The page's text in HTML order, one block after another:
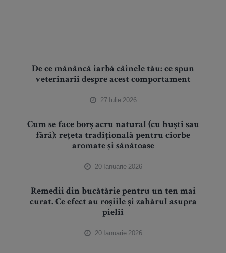
De ce mănâncă iarbă câinele tău: ce spun
veterinarii despre acest comportament
27 Iulie 2026
Cum se face borș acru natural (cu huști sau
fără): rețeta tradițională pentru ciorbe
aromate și sănătoase
20 Ianuarie 2026
Remedii din bucătărie pentru un ten mai
curat. Ce efect au roșiile și zahărul asupra
pielii
20 Ianuarie 2026